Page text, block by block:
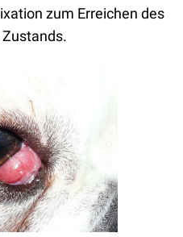
zum Erreichen des